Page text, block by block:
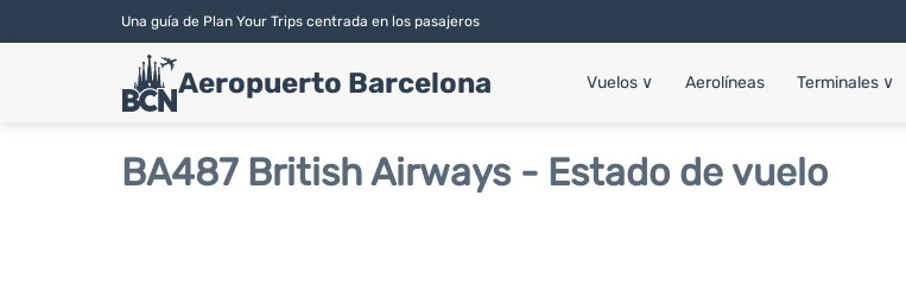
Una guía de Plan Your Trips centrada en los pasajeros
Aeropuerto Barcelona Vuelos ∨ Aerolíneas Terminales ∨
BA487 British Airways - Estado de vuelo